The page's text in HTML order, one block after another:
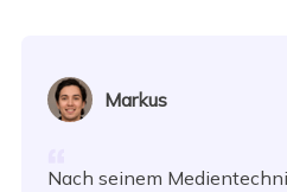
Markus
Nach seinem